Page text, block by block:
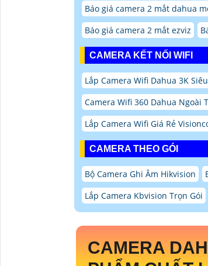
Báo giá camera 2 mắt dahua
Báo giá camera 2 mắt ezviz
CAMERA KẾT NỐI WIFI
Lắp Camera Wifi Dahua 3K
Camera Wifi 360 Dahua Ngoài
Lắp Camera Wifi Giá Rẻ
CAMERA THEO GÓI
Bộ Camera Ghi Âm Hikvision
Lắp Camera Kbvision Trọn Gói
CAMERA